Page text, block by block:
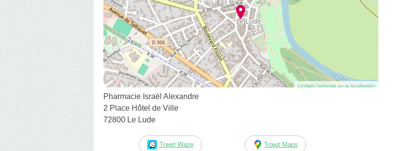
Corriger l’adresse ou la localisation
Pharmacie Israël Alexandre
2 Place Hôtel de Ville
72800 Le Lude
Trajet Waze Trajet Maps